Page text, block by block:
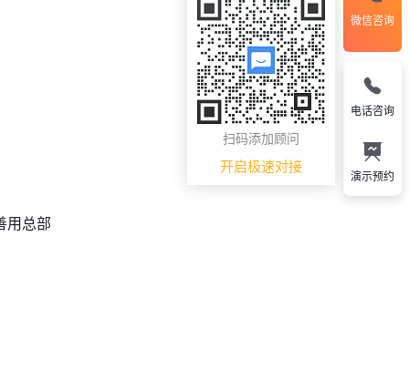
用总部
微信咨询
扫码添加顾问
开启极速对接
电话咨询
演示预约